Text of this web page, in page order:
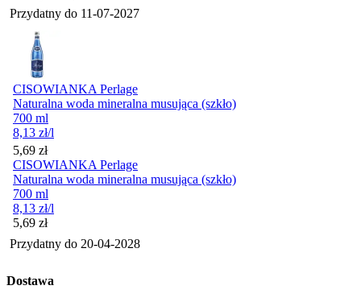
Przydatny do 11-07-2027
CISOWIANKA Perlage
Naturalna woda mineralna musująca (szkło)
700 ml
8,13 zł/l
Cena
5,69 zł
CISOWIANKA Perlage
Naturalna woda mineralna musująca (szkło)
700 ml
8,13 zł/l
Cena
5,69 zł
Przydatny do 20-04-2028
Dostawa